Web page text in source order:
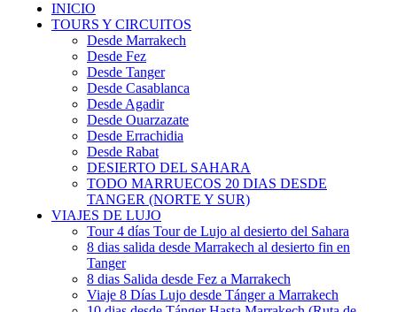
INICIO
TOURS Y CIRCUITOS
Desde Marrakech
Desde Fez
Desde Tanger
Desde Casablanca
Desde Agadir
Desde Ouarzazate
Desde Errachidia
Desde Rabat
DESIERTO DEL SAHARA
TODO MARRUECOS 20 DIAS DESDE
TANGER (NORTE Y SUR)
VIAJES DE LUJO
Tour 4 días Tour de Lujo al desierto del Sahara
8 dias salida desde Marrakech al desierto fin en
Tanger
8 dias Salida desde Fez a Marrakech
Viaje 8 Días Lujo desde Tánger a Marrakech